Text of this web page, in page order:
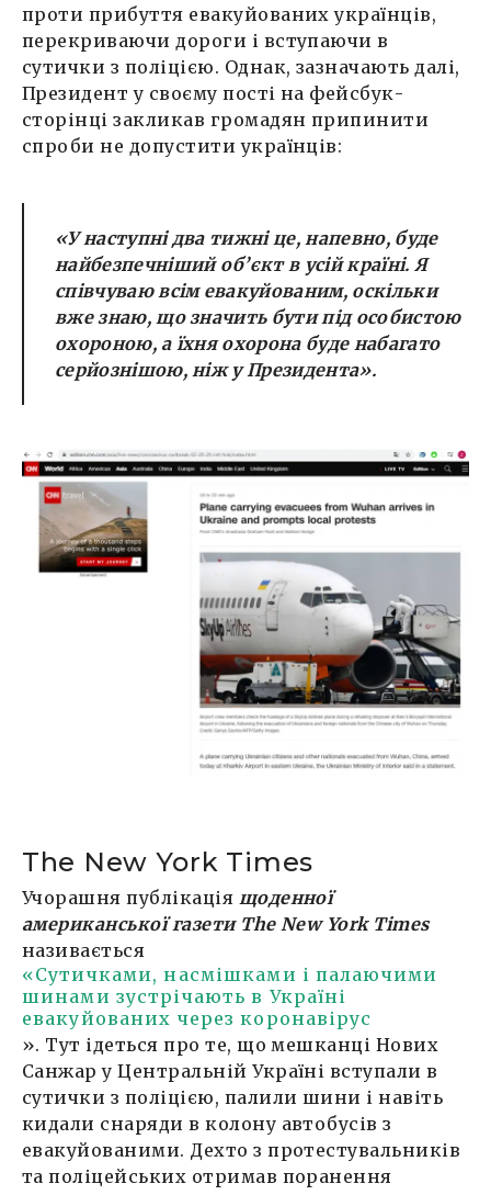
проти прибуття евакуйованих українців,
перекриваючи дороги і вступаючи в
сутички з поліцією. Однак, зазначають далі,
Президент у своєму пості на фейсбук-
сторінці закликав громадян припинити
спроби не допустити українців:
«У наступні два тижні це, напевно, буде
найбезпечніший об’єкт в усій країні. Я
співчуваю всім евакуйованим, оскільки
вже знаю, що значить бути під особистою
охороною, а їхня охорона буде набагато
серйознішою, ніж у Президента».
The New York Times
Учорашня публікація щоденної
американської газети The New York Times
називається
«Сутичками, насмішками і палаючими
шинами зустрічають в Україні
евакуйованих через коронавірус
». Тут ідеться про те, що мешканці Нових
Санжар у Центральній Україні вступали в
сутички з поліцією, палили шини і навіть
кидали снаряди в колону автобусів з
евакуйованими. Дехто з протестувальників
та поліцейських отримав поранення